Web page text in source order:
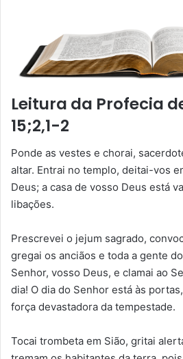
Leitura da Profecia
15;2,1-2
Ponde as vestes e chorai,
altar. Entrai no templo, deitai-vos
Deus; a casa de vosso Deus está
libações.
Prescrevei o jejum sagrado,
gregai os anciãos e toda a gente
Senhor, vosso Deus, e clamai ao
dia! O dia do Senhor está às
força devastadora da tempestade.
Tocai trombeta em Sião, gritai